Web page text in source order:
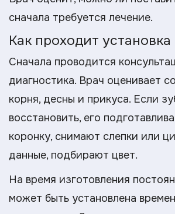
сначала требуется лечение.
Как проходит
Сначала проводится
диагностика. Врач оценивает
корня, десны и прикуса. Если
восстановить, его
коронку, снимают слепки или
данные, подбирают цвет.
На время изготовления
может быть установлена